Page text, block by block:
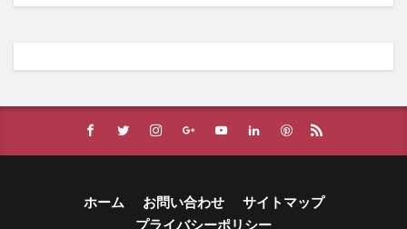
ホーム お問い合わせ
サイトマップ
プライバシーポリシー